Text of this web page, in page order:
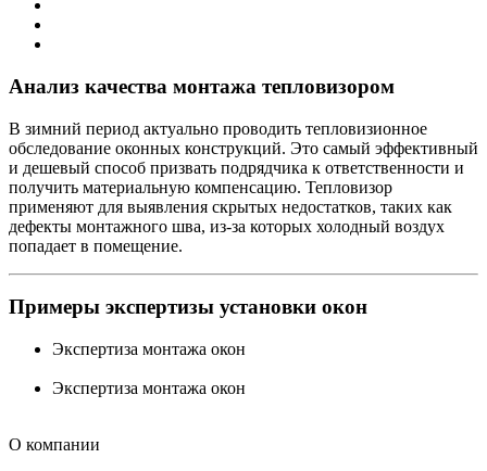
Анализ качества монтажа тепловизором
В зимний период актуально проводить тепловизионное
обследование оконных конструкций. Это самый эффективный
и дешевый способ призвать подрядчика к ответственности и
получить материальную компенсацию. Тепловизор
применяют для выявления скрытых недостатков, таких как
дефекты монтажного шва, из-за которых холодный воздух
попадает в помещение.
Примеры экспертизы установки окон
Экспертиза монтажа окон
Экспертиза монтажа окон
О компании